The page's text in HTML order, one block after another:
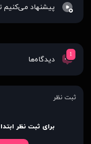
پیشنهاد می‌کنیم
1
دیدگاه‌ها
ثبت نظر
برای ثبت نظر